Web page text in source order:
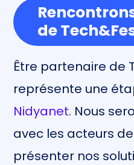
de
Être partenaire de
représente une
Nidyanet. Nous
avec les acteurs
présenter nos